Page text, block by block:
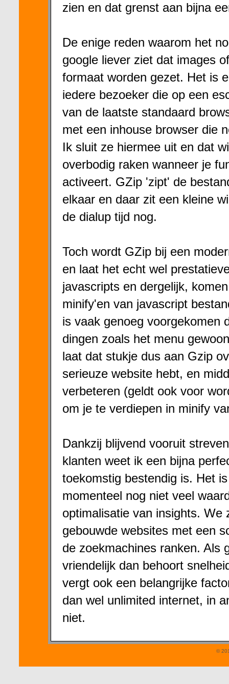
zien en dat grenst aan bijna
De enige reden waarom het
google liever ziet dat images
formaat worden gezet. Het is
iedere bezoeker die op een
van de laatste standaard
met een inhouse browser die
Ik sluit ze hiermee uit en dat
overbodig raken wanneer je
activeert. GZip 'zipt' de
elkaar en daar zit een kleine
de dialup tijd nog.
Toch wordt GZip bij een
en laat het echt wel
javascripts en dergelijk,
minify'en van javascript
is vaak genoeg voorgekomen
dingen zoals het menu
laat dat stukje dus aan Gzip
serieuze website hebt, en
verbeteren (geldt ook voor
om je te verdiepen in minify
Dankzij blijvend vooruit
klanten weet ik een bijna
toekomstig bestendig is. Het
momenteel nog niet veel
optimalisatie van insights. We
gebouwde websites met een
de zoekmachines ranken. Als
vriendelijk dan behoort
vergt ook een belangrijke
dan wel unlimited internet, in
niet.
©